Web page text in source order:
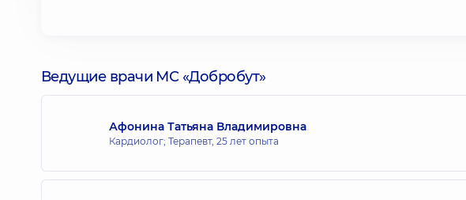
Ведущие врачи МС «Добробут»
Афонина Татьяна Владимировна
Кардиолог; Терапевт, 25 лет опыта